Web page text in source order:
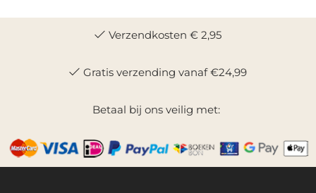
Verzendkosten € 2,95
Gratis verzending vanaf €24,99
Betaal bij ons veilig met: